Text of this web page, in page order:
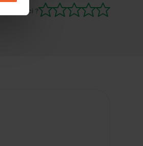
seulement les 4 étoiles
venu ici ?